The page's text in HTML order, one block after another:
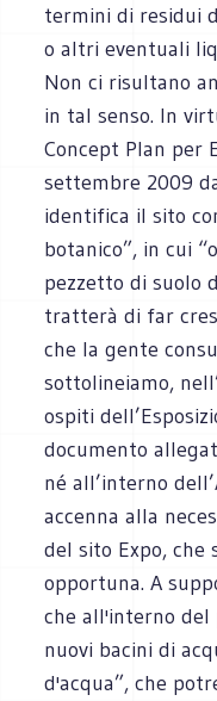
termini di residui
o altri eventuali
Non ci risultano
in tal senso. In
Concept Plan per
settembre 2009
identifica il sito
botanico”, in cui
pezzetto di suolo
tratterà di far
che la gente
sottolineiamo,
ospiti
documento
né all’interno
accenna alla
del sito Expo, che
opportuna. A
che all'interno del
nuovi bacini di
d'acqua”, che